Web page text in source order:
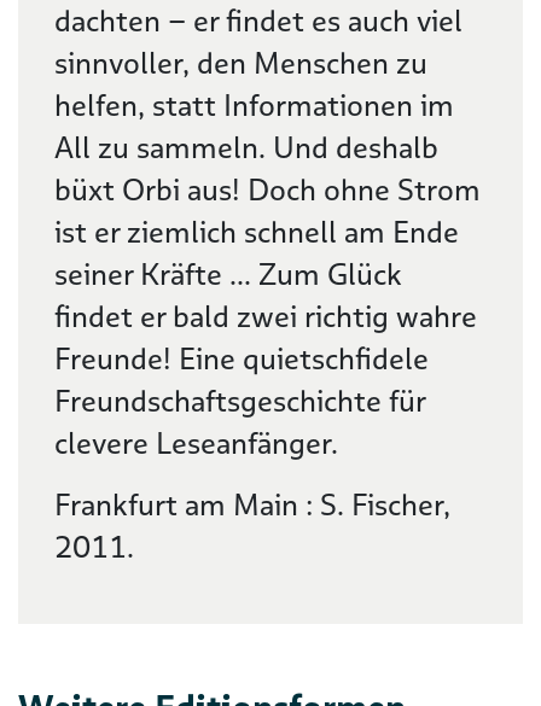
dachten – er findet es auch viel
sinnvoller, den Menschen zu
helfen, statt Informationen im
All zu sammeln. Und deshalb
büxt Orbi aus! Doch ohne Strom
ist er ziemlich schnell am Ende
seiner Kräfte ... Zum Glück
findet er bald zwei richtig wahre
Freunde! Eine quietschfidele
Freundschaftsgeschichte für
clevere Leseanfänger.
Frankfurt am Main : S. Fischer,
2011.